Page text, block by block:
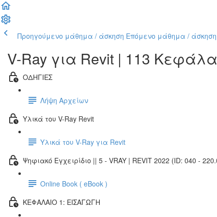
Προηγούμενο μάθημα / άσκηση Επόμενο μάθημα / άσκηση
V-Ray για Revit | 113
ΟΔΗΓΙΕΣ
Λήψη Αρχείων
Υλικά του V-Ray Revit
Υλικά του V-Ray για Revit
Ψηφιακό Εγχειρίδιο || 5 - VRAY | REVIT 2022 (ID: 040 -
Online Book ( eBook )
ΚΕΦΑΛΑΙΟ 1: ΕΙΣΑΓΩΓΗ